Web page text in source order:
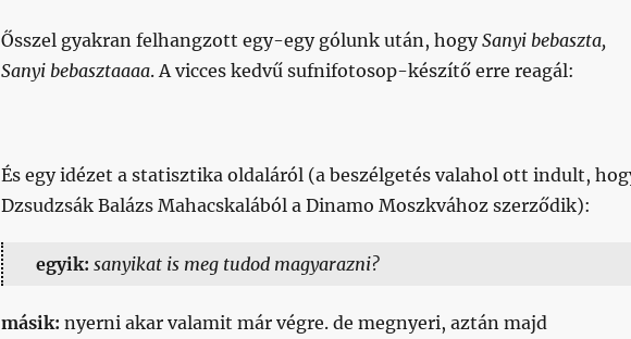
Ősszel gyakran felhangzott egy-egy gólunk után, hogySanyi bebaszta,
Sanyi bebasztaaaa. A vicces kedvű sufnifotosop-készítő erre reagál:
És egy idézet a statisztika oldaláról (a beszélgetés valahol ott indult,
Dzsudzsák Balázs Mahacskalából a Dinamo Moszkvához szerződik):
egyik: sanyikat is meg tudod magyarazni?
másik: nyerni akar valamit már végre. de megnyeri, aztán majd